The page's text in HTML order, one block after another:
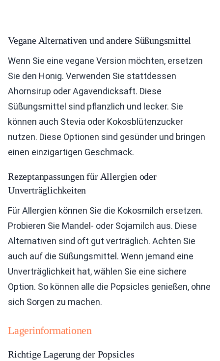
Vegane Alternativen und andere Süßungsmittel
Wenn Sie eine vegane Version möchten, ersetzen
Sie den Honig. Verwenden Sie stattdessen
Ahornsirup oder Agavendicksaft. Diese
Süßungsmittel sind pflanzlich und lecker. Sie
können auch Stevia oder Kokosblütenzucker
nutzen. Diese Optionen sind gesünder und bringen
einen einzigartigen Geschmack.
Rezeptanpassungen für Allergien oder
Unverträglichkeiten
Für Allergien können Sie die Kokosmilch ersetzen.
Probieren Sie Mandel- oder Sojamilch aus. Diese
Alternativen sind oft gut verträglich. Achten Sie
auch auf die Süßungsmittel. Wenn jemand eine
Unverträglichkeit hat, wählen Sie eine sichere
Option. So können alle die Popsicles genießen, ohne
sich Sorgen zu machen.
Lagerinformationen
Richtige Lagerung der Popsicles